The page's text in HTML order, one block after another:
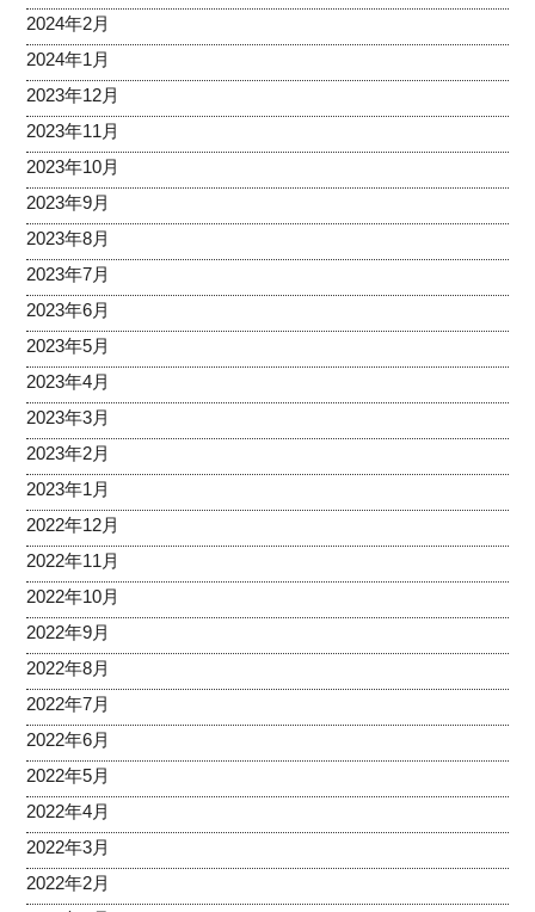
2024年2月
2024年1月
2023年12月
2023年11月
2023年10月
2023年9月
2023年8月
2023年7月
2023年6月
2023年5月
2023年4月
2023年3月
2023年2月
2023年1月
2022年12月
2022年11月
2022年10月
2022年9月
2022年8月
2022年7月
2022年6月
2022年5月
2022年4月
2022年3月
2022年2月